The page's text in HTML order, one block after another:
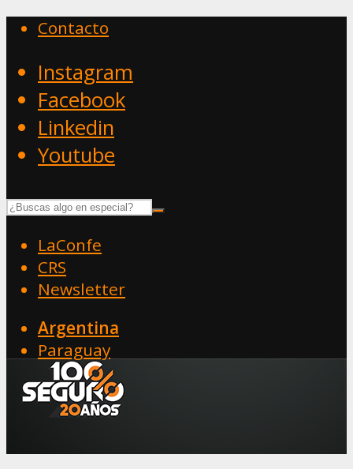
Contacto
Instagram
Facebook
Linkedin
Youtube
LaConfe
CRS
Newsletter
Argentina
Paraguay